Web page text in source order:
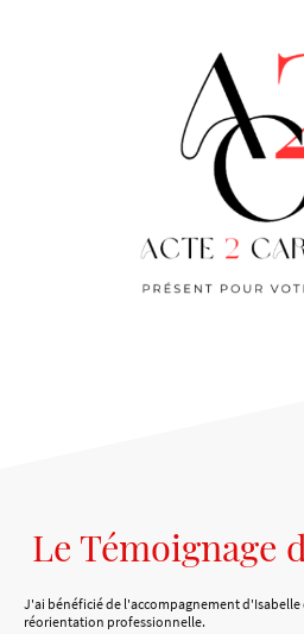
Le Témoignage
J'ai bénéficié de l'accompagnement
réorientation professionnelle.